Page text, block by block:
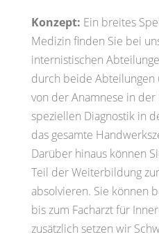
Konzept: Ein breites
Medizin finden Sie bei
internistischen
durch beide Abteilungen
von der Anamnese in
speziellen Diagnostik in
das gesamte
Darüber hinaus können
Teil der Weiterbildung
absolvieren. Sie können
bis zum Facharzt für
zusätzlich setzen wir